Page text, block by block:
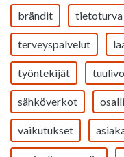
brändit tietoturva
terveyspalvelut
työntekijät
sähköverkot
vaikutukset